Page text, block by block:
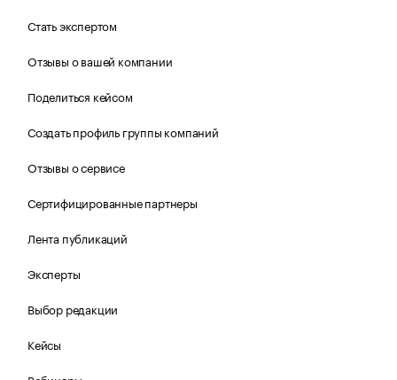
Стать экспертом
Отзывы о вашей компании
Поделиться кейсом
Создать профиль группы компаний
Отзывы о сервисе
Сертифицированные партнеры
Лента публикаций
Эксперты
Выбор редакции
Кейсы